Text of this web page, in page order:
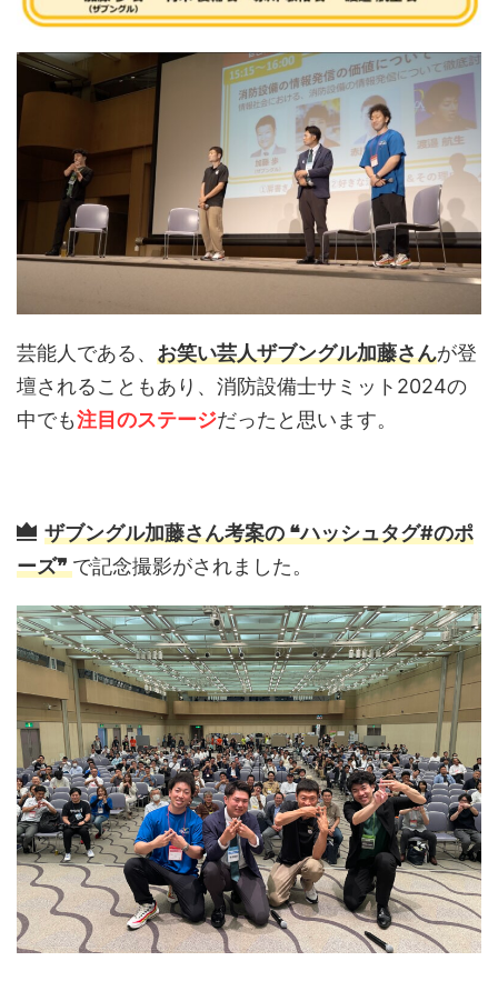
芸能人である、 お笑い芸人ザブングル加藤さんが登
壇されることもあり、消防設備士サミット2024の
中でも注目のステージだったと思います。
ザブングル加藤さん考案の ❝ハッシュタグ#のポ
ーズ❞で記念撮影がされました。